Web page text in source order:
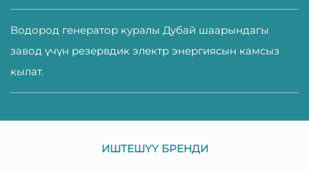
Водород генератор куралы Дубай шаарындагы
завод үчүн резервдик электр энергиясын камсыз
кылат.
ИШТЕШҮҮ БРЕНДИ